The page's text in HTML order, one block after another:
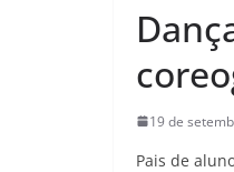
19 de
Pais de